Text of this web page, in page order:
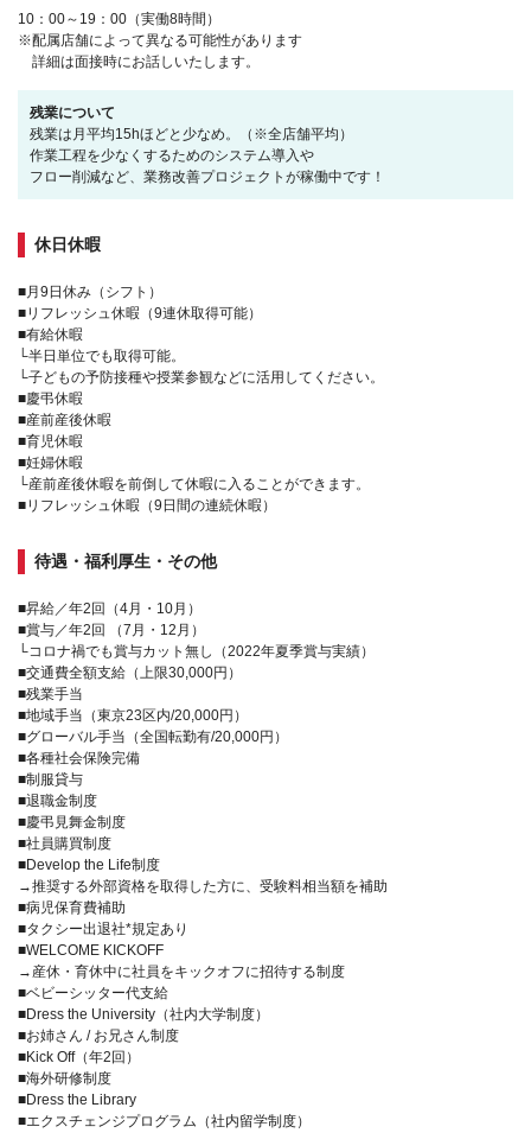
10：00～19：00（実働8時間）
※配属店舗によって異なる可能性があります
詳細は面接時にお話しいたします。
残業について
残業は月平均15hほどと少なめ。（※全店舗平均）
作業工程を少なくするためのシステム導入や
フロー削減など、業務改善プロジェクトが稼働中です！
休日休暇
■月9日休み（シフト）
■リフレッシュ休暇（9連休取得可能）
■有給休暇
└半日単位でも取得可能。
└子どもの予防接種や授業参観などに活用してください。
■慶弔休暇
■産前産後休暇
■育児休暇
■妊婦休暇
└産前産後休暇を前倒して休暇に入ることができます。
■リフレッシュ休暇（9日間の連続休暇）
待遇・福利厚生・その他
■昇給／年2回（4月・10月）
■賞与／年2回 （7月・12月）
└コロナ禍でも賞与カット無し（2022年夏季賞与実績）
■交通費全額支給（上限30,000円）
■残業手当
■地域手当（東京23区内/20,000円）
■グローバル手当（全国転勤有/20,000円）
■各種社会保険完備
■制服貸与
■退職金制度
■慶弔見舞金制度
■社員購買制度
■Develop the Life制度
→推奨する外部資格を取得した方に、受験料相当額を補助
■病児保育費補助
■タクシー出退社*規定あり
■WELCOME KICKOFF
→産休・育休中に社員をキックオフに招待する制度
■ベビーシッター代支給
■Dress the University（社内大学制度）
■お姉さん / お兄さん制度
■Kick Off（年2回）
■海外研修制度
■Dress the Library
■エクスチェンジプログラム（社内留学制度）